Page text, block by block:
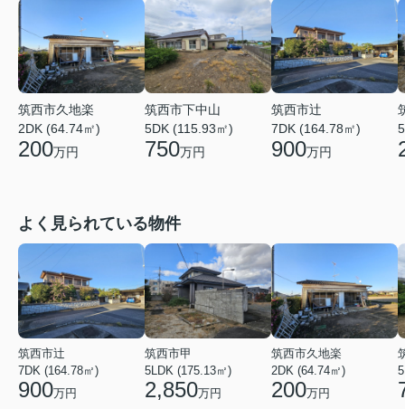
筑西市久地楽
2DK (64.74㎡)
200万円
筑西市下中山
5DK (115.93㎡)
750万円
筑西市辻
7DK (164.78㎡)
900万円
よく見られている物件
筑西市辻
7DK (164.78㎡)
900万円
筑西市甲
5LDK (175.13㎡)
2,850万円
筑西市久地楽
2DK (64.74㎡)
200万円